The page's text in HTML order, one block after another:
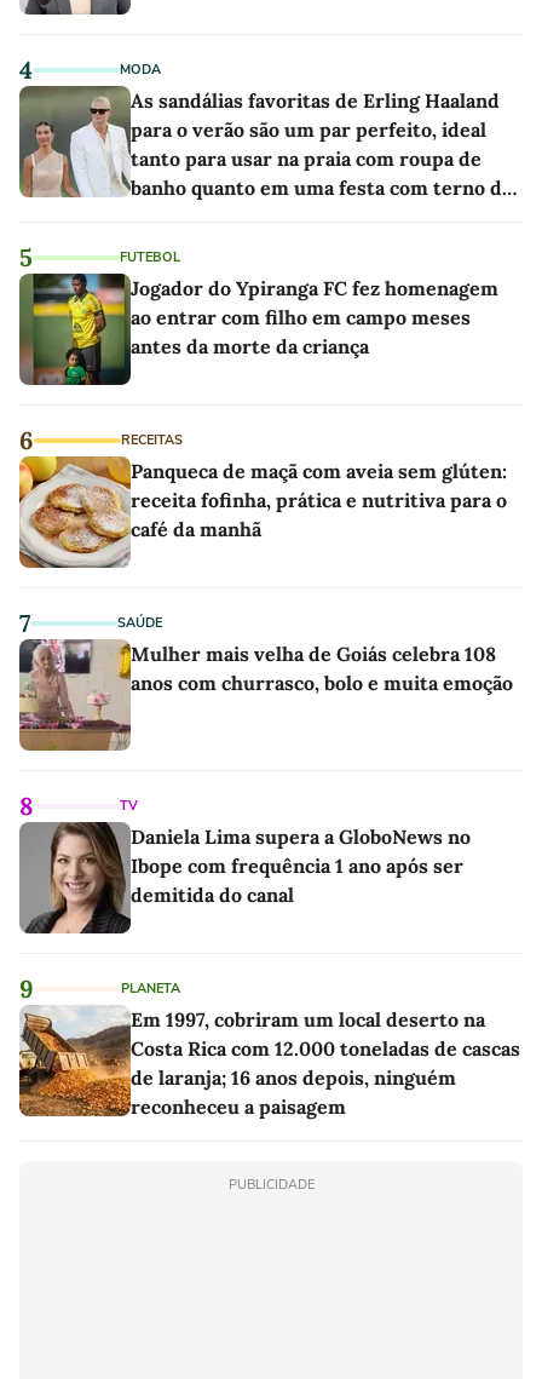
4 MODA
As sandálias favoritas de Erling Haaland
para o verão são um par perfeito, ideal
tanto para usar na praia com roupa de
banho quanto em uma festa com terno de
5 FUTEBOL
Jogador do Ypiranga FC fez homenagem
ao entrar com filho em campo meses
antes da morte da criança
6 RECEITAS
Panqueca de maçã com aveia sem glúten:
receita fofinha, prática e nutritiva para o
café da manhã
7 SAÚDE
Mulher mais velha de Goiás celebra 108
anos com churrasco, bolo e muita emoção
8 TV
Daniela Lima supera a GloboNews no
Ibope com frequência 1 ano após ser
demitida do canal
9 PLANETA
Em 1997, cobriram um local deserto na
Costa Rica com 12.000 toneladas de cascas
de laranja; 16 anos depois, ninguém
reconheceu a paisagem
PUBLICIDADE